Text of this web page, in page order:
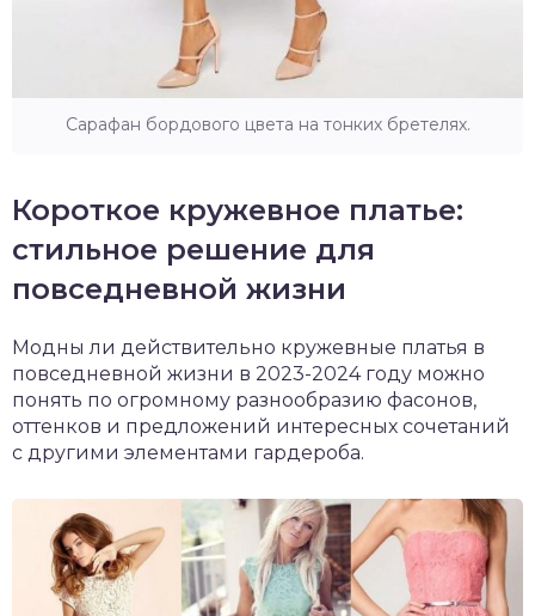
Сарафан бордового цвета на тонких бретелях.
Короткое кружевное платье:
стильное решение для
повседневной жизни
Модны ли действительно кружевные платья в
повседневной жизни в 2023-2024 году можно
понять по огромному разнообразию фасонов,
оттенков и предложений интересных сочетаний
с другими элементами гардероба.